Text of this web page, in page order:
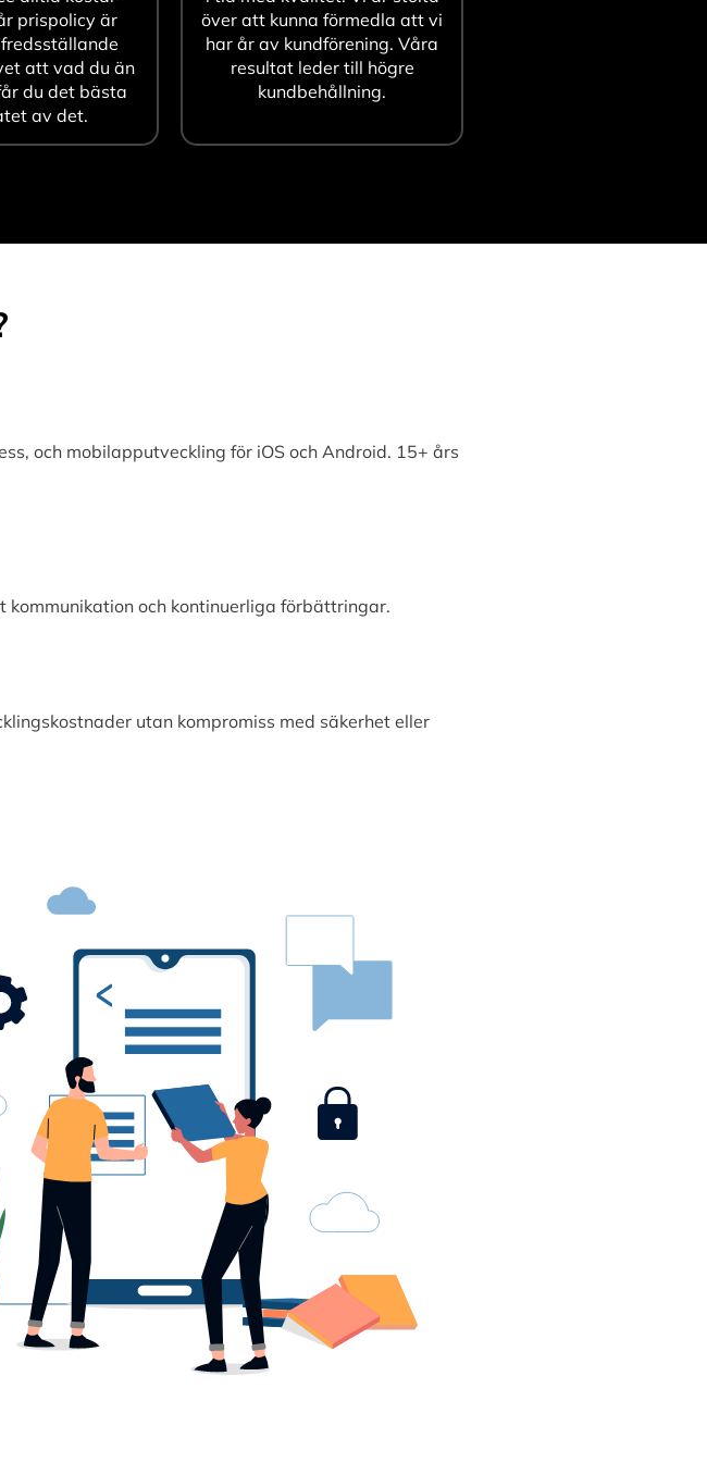
prispolicy är
att vad du än
du det bästa
av det.
över att kunna förmedla att vi
har år av kundförening. Våra
resultat leder till högre
kundbehållning.
och mobilapputveckling för iOS och Android. 15+ års
och kontinuerliga förbättringar.
utan kompromiss med säkerhet eller